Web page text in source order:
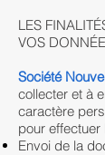
LES
VOS
Société
collecter et à
caractère
pour
Envoi de la